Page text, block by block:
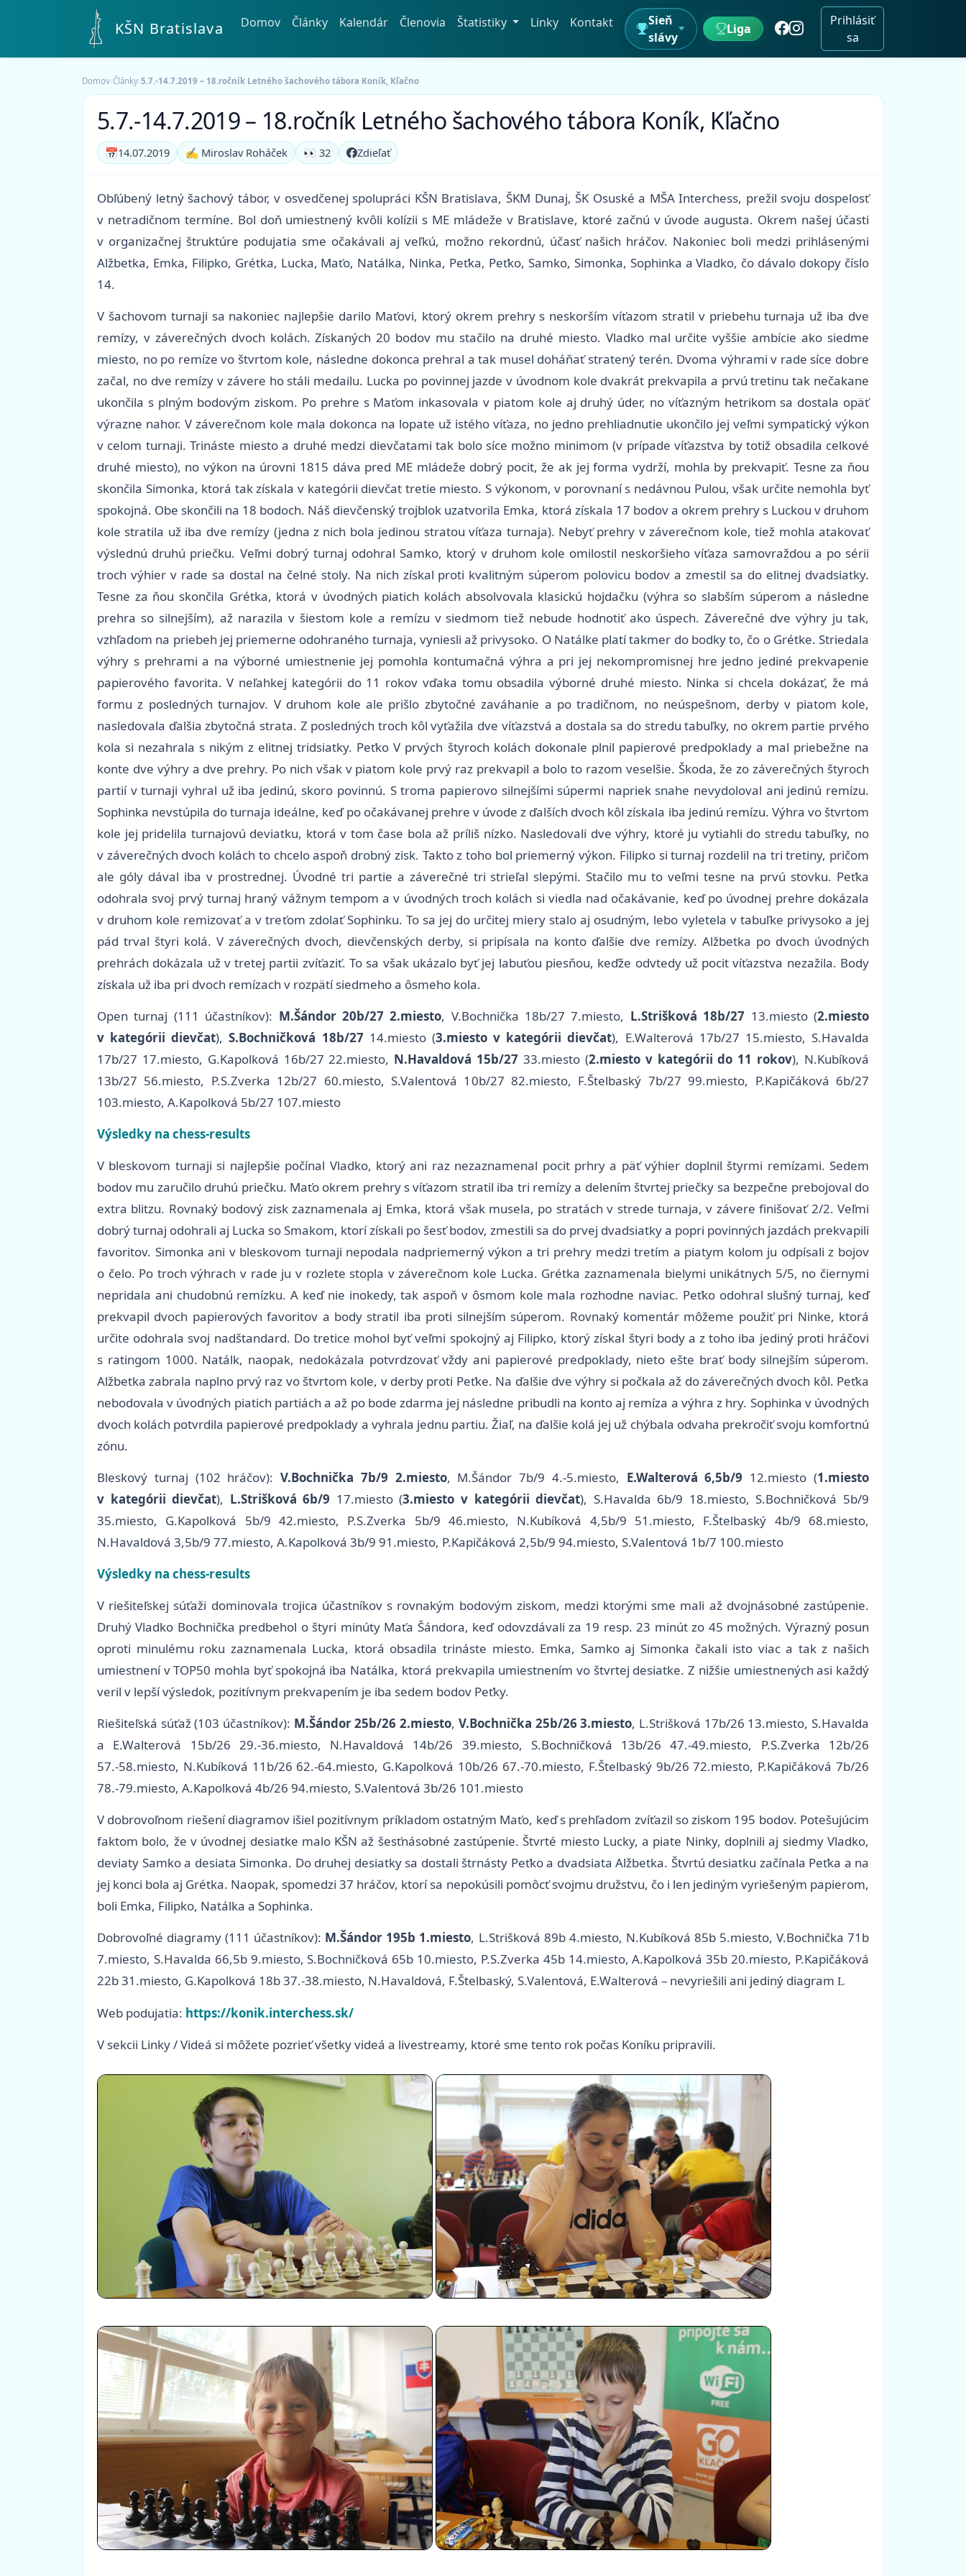
KŠN Bratislava Domov Články Kalendár Členovia Štatistiky Linky Kontakt
Sieň
slávy
Liga
Prihlásiť
sa
Domov›Články›5.7.-14.7.2019 – 18.ročník Letného šachového tábora Koník, Kľačno
5.7.-14.7.2019 – 18.ročník Letného šachového tábora Koník, Kľačno
📅14.07.2019 ✍️ Miroslav Roháček 👀 32 Zdieľať
Obľúbený letný šachový tábor, v osvedčenej spolupráci KŠN Bratislava, ŠKM Dunaj, ŠK Osuské a MŠA Interchess, prežil svoju dospelosť
v netradičnom termíne. Bol doň umiestnený kvôli kolízii s ME mládeže v Bratislave, ktoré začnú v úvode augusta. Okrem našej účasti
v organizačnej štruktúre podujatia sme očakávali aj veľkú, možno rekordnú, účasť našich hráčov. Nakoniec boli medzi prihlásenými
Alžbetka, Emka, Filipko, Grétka, Lucka, Maťo, Natálka, Ninka, Peťka, Peťko, Samko, Simonka, Sophinka a Vladko, čo dávalo dokopy číslo
14.
V šachovom turnaji sa nakoniec najlepšie darilo Maťovi, ktorý okrem prehry s neskorším víťazom stratil v priebehu turnaja už iba dve
remízy, v záverečných dvoch kolách. Získaných 20 bodov mu stačilo na druhé miesto. Vladko mal určite vyššie ambície ako siedme
miesto, no po remíze vo štvrtom kole, následne dokonca prehral a tak musel doháňať stratený terén. Dvoma výhrami v rade síce dobre
začal, no dve remízy v závere ho stáli medailu. Lucka po povinnej jazde v úvodnom kole dvakrát prekvapila a prvú tretinu tak nečakane
ukončila s plným bodovým ziskom. Po prehre s Maťom inkasovala v piatom kole aj druhý úder, no víťazným hetrikom sa dostala opäť
výrazne nahor. V záverečnom kole mala dokonca na lopate už istého víťaza, no jedno prehliadnutie ukončilo jej veľmi sympatický výkon
v celom turnaji. Trináste miesto a druhé medzi dievčatami tak bolo síce možno minimom (v prípade víťazstva by totiž obsadila celkové
druhé miesto), no výkon na úrovni 1815 dáva pred ME mládeže dobrý pocit, že ak jej forma vydrží, mohla by prekvapiť. Tesne za ňou
skončila Simonka, ktorá tak získala v kategórii dievčat tretie miesto. S výkonom, v porovnaní s nedávnou Pulou, však určite nemohla byť
spokojná. Obe skončili na 18 bodoch. Náš dievčenský trojblok uzatvorila Emka, ktorá získala 17 bodov a okrem prehry s Luckou v druhom
kole stratila už iba dve remízy (jedna z nich bola jedinou stratou víťaza turnaja). Nebyť prehry v záverečnom kole, tiež mohla atakovať
výslednú druhú priečku. Veľmi dobrý turnaj odohral Samko, ktorý v druhom kole omilostil neskoršieho víťaza samovraždou a po sérii
troch výhier v rade sa dostal na čelné stoly. Na nich získal proti kvalitným súperom polovicu bodov a zmestil sa do elitnej dvadsiatky.
Tesne za ňou skončila Grétka, ktorá v úvodných piatich kolách absolvovala klasickú hojdačku (výhra so slabším súperom a následne
prehra so silnejším), až narazila v šiestom kole a remízu v siedmom tiež nebude hodnotiť ako úspech. Záverečné dve výhry ju tak,
vzhľadom na priebeh jej priemerne odohraného turnaja, vyniesli až privysoko. O Natálke platí takmer do bodky to, čo o Grétke. Striedala
výhry s prehrami a na výborné umiestnenie jej pomohla kontumačná výhra a pri jej nekompromisnej hre jedno jediné prekvapenie
papierového favorita. V neľahkej kategórii do 11 rokov vďaka tomu obsadila výborné druhé miesto. Ninka si chcela dokázať, že má
formu z posledných turnajov. V druhom kole ale prišlo zbytočné zaváhanie a po tradičnom, no neúspešnom, derby v piatom kole,
nasledovala ďalšia zbytočná strata. Z posledných troch kôl vyťažila dve víťazstvá a dostala sa do stredu tabuľky, no okrem partie prvého
kola si nezahrala s nikým z elitnej tridsiatky. Peťko V prvých štyroch kolách dokonale plnil papierové predpoklady a mal priebežne na
konte dve výhry a dve prehry. Po nich však v piatom kole prvý raz prekvapil a bolo to razom veselšie. Škoda, že zo záverečných štyroch
partií v turnaji vyhral už iba jedinú, skoro povinnú. S troma papierovo silnejšími súpermi napriek snahe nevydoloval ani jedinú remízu.
Sophinka nevstúpila do turnaja ideálne, keď po očakávanej prehre v úvode z ďalších dvoch kôl získala iba jedinú remízu. Výhra vo štvrtom
kole jej pridelila turnajovú deviatku, ktorá v tom čase bola až príliš nízko. Nasledovali dve výhry, ktoré ju vytiahli do stredu tabuľky, no
v záverečných dvoch kolách to chcelo aspoň drobný zisk. Takto z toho bol priemerný výkon. Filipko si turnaj rozdelil na tri tretiny, pričom
ale góly dával iba v prostrednej. Úvodné tri partie a záverečné tri strieľal slepými. Stačilo mu to veľmi tesne na prvú stovku. Peťka
odohrala svoj prvý turnaj hraný vážnym tempom a v úvodných troch kolách si viedla nad očakávanie, keď po úvodnej prehre dokázala
v druhom kole remizovať a v treťom zdolať Sophinku. To sa jej do určitej miery stalo aj osudným, lebo vyletela v tabuľke privysoko a jej
pád trval štyri kolá. V záverečných dvoch, dievčenských derby, si pripísala na konto ďalšie dve remízy. Alžbetka po dvoch úvodných
prehrách dokázala už v tretej partii zvíťaziť. To sa však ukázalo byť jej labuťou piesňou, keďže odvtedy už pocit víťazstva nezažila. Body
získala už iba pri dvoch remízach v rozpätí siedmeho a ôsmeho kola.
Open turnaj (111 účastníkov): M.Šándor 20b/27 2.miesto, V.Bochnička 18b/27 7.miesto, L.Strišková 18b/27 13.miesto (2.miesto
v kategórii dievčat),S.Bochničková 18b/2714.miesto (3.miesto v kategórii dievčat), E.Walterová 17b/27 15.miesto, S.Havalda
17b/27 17.miesto, G.Kapolková 16b/27 22.miesto, N.Havaldová 15b/27 33.miesto (2.miesto v kategórii do 11 rokov), N.Kubíková
13b/27 56.miesto, P.S.Zverka 12b/27 60.miesto, S.Valentová 10b/27 82.miesto, F.Štelbaský 7b/27 99.miesto, P.Kapičáková 6b/27
103.miesto, A.Kapolková 5b/27 107.miesto
Výsledky na chess-results
V bleskovom turnaji si najlepšie počínal Vladko, ktorý ani raz nezaznamenal pocit prhry a päť výhier doplnil štyrmi remízami. Sedem
bodov mu zaručilo druhú priečku. Maťo okrem prehry s víťazom stratil iba tri remízy a delením štvrtej priečky sa bezpečne prebojoval do
extra blitzu. Rovnaký bodový zisk zaznamenala aj Emka, ktorá však musela, po stratách v strede turnaja, v závere finišovať 2/2. Veľmi
dobrý turnaj odohrali aj Lucka so Smakom, ktorí získali po šesť bodov, zmestili sa do prvej dvadsiatky a popri povinných jazdách prekvapili
favoritov. Simonka ani v bleskovom turnaji nepodala nadpriemerný výkon a tri prehry medzi tretím a piatym kolom ju odpísali z bojov
o čelo. Po troch výhrach v rade ju v rozlete stopla v záverečnom kole Lucka. Grétka zaznamenala bielymi unikátnych 5/5, no čiernymi
nepridala ani chudobnú remízku. A keď nie inokedy, tak aspoň v ôsmom kole mala rozhodne naviac. Peťko odohral slušný turnaj, keď
prekvapil dvoch papierových favoritov a body stratil iba proti silnejším súperom. Rovnaký komentár môžeme použiť pri Ninke, ktorá
určite odohrala svoj nadštandard. Do tretice mohol byť veľmi spokojný aj Filipko, ktorý získal štyri body a z toho iba jediný proti hráčovi
s ratingom 1000. Natálk, naopak, nedokázala potvrdzovať vždy ani papierové predpoklady, nieto ešte brať body silnejším súperom.
Alžbetka zabrala naplno prvý raz vo štvrtom kole, v derby proti Peťke. Na ďalšie dve výhry si počkala až do záverečných dvoch kôl. Peťka
nebodovala v úvodných piatich partiách a až po bode zdarma jej následne pribudli na konto aj remíza a výhra z hry. Sophinka v úvodných
dvoch kolách potvrdila papierové predpoklady a vyhrala jednu partiu. Žiaľ, na ďalšie kolá jej už chýbala odvaha prekročiť svoju komfortnú
zónu.
Bleskový turnaj (102 hráčov):V.Bochnička 7b/9 2.miesto, M.Šándor 7b/9 4.-5.miesto, E.Walterová 6,5b/9 12.miesto (1.miesto
v kategórii dievčat), L.Strišková 6b/9 17.miesto (3.miesto v kategórii dievčat), S.Havalda 6b/9 18.miesto, S.Bochničková 5b/9
35.miesto, G.Kapolková 5b/9 42.miesto, P.S.Zverka 5b/9 46.miesto, N.Kubíková 4,5b/9 51.miesto, F.Štelbaský 4b/9 68.miesto,
N.Havaldová 3,5b/9 77.miesto, A.Kapolková 3b/9 91.miesto, P.Kapičáková 2,5b/9 94.miesto, S.Valentová 1b/7 100.miesto
Výsledky na chess-results
V riešiteľskej súťaži dominovala trojica účastníkov s rovnakým bodovým ziskom, medzi ktorými sme mali až dvojnásobné zastúpenie.
Druhý Vladko Bochnička predbehol o štyri minúty Maťa Šándora, keď odovzdávali za 19 resp. 23 minút zo 45 možných. Výrazný posun
oproti minulému roku zaznamenala Lucka, ktorá obsadila trináste miesto. Emka, Samko aj Simonka čakali isto viac a tak z našich
umiestnení v TOP50 mohla byť spokojná iba Natálka, ktorá prekvapila umiestnením vo štvrtej desiatke. Z nižšie umiestnených asi každý
veril v lepší výsledok, pozitívnym prekvapením je iba sedem bodov Peťky.
Riešiteľská súťaž (103 účastníkov): M.Šándor 25b/26 2.miesto, V.Bochnička 25b/26 3.miesto, L.Strišková 17b/26 13.miesto, S.Havalda
a E.Walterová 15b/26 29.-36.miesto, N.Havaldová 14b/26 39.miesto, S.Bochničková 13b/26 47.-49.miesto, P.S.Zverka 12b/26
57.-58.miesto, N.Kubíková 11b/26 62.-64.miesto, G.Kapolková 10b/26 67.-70.miesto, F.Štelbaský 9b/26 72.miesto, P.Kapičáková 7b/26
78.-79.miesto, A.Kapolková 4b/26 94.miesto, S.Valentová 3b/26 101.miesto
V dobrovoľnom riešení diagramov išiel pozitívnym príkladom ostatným Maťo, keď s prehľadom zvíťazil so ziskom 195 bodov. Potešujúcim
faktom bolo, že v úvodnej desiatke malo KŠN až šesťnásobné zastúpenie. Štvrté miesto Lucky, a piate Ninky, doplnili aj siedmy Vladko,
deviaty Samko a desiata Simonka. Do druhej desiatky sa dostali štrnásty Peťko a dvadsiata Alžbetka. Štvrtú desiatku začínala Peťka a na
jej konci bola aj Grétka. Naopak, spomedzi 37 hráčov, ktorí sa nepokúsili pomôcť svojmu družstvu, čo i len jediným vyriešeným papierom,
boli Emka, Filipko, Natálka a Sophinka.
Dobrovoľné diagramy (111 účastníkov): M.Šándor 195b 1.miesto, L.Strišková 89b 4.miesto, N.Kubíková 85b 5.miesto, V.Bochnička 71b
7.miesto, S.Havalda 66,5b 9.miesto, S.Bochničková 65b 10.miesto, P.S.Zverka 45b 14.miesto, A.Kapolková 35b 20.miesto, P.Kapičáková
22b 31.miesto, G.Kapolková 18b 37.-38.miesto, N.Havaldová, F.Štelbaský, S.Valentová, E.Walterová – nevyriešili ani jediný diagram L
Web podujatia: https://konik.interchess.sk/
V sekcii Linky / Videá si môžete pozrieť všetky videá a livestreamy, ktoré sme tento rok počas Koníku pripravili.